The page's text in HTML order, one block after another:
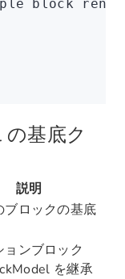
block
基底ク
説明
ブロックの基底
ョンブロック
を継承